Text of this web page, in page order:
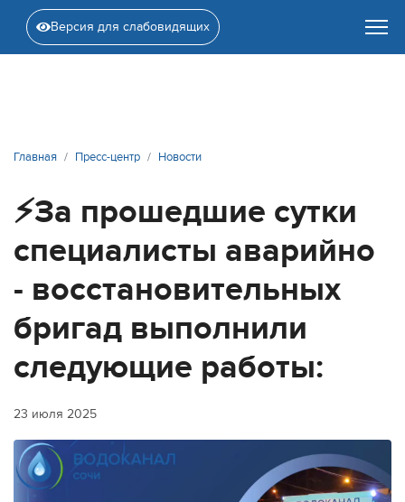
Версия для слабовидящих
Главная Пресс-центр Новости
⚡️За прошедшие сутки
специалисты аварийно
- восстановительных
бригад выполнили
следующие работы:
23 июля 2025